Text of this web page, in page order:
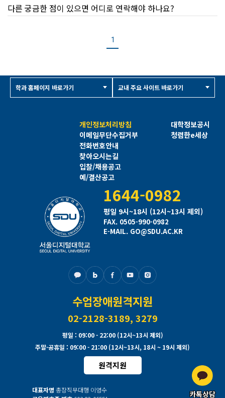
다른 궁금한 점이 있으면 어디로 연락해야 하나요?
1
개인정보처리방침
이메일무단수집거부
전화번호안내
찾아오시는길
입찰/채용공고
예/결산공고
대학정보공시
청렴한e세상
1644-0982
평일 9시~18시 (12시~13시 제외)
FAX. 0505-990-0982
E-MAIL. GO@SDU.AC.KR
수업장애원격지원
02-2128-3189, 3279
평일 : 09:00 - 22:00 (12시~13시 제외)
주말·공휴일 : 09:00 - 21:00 (12시~13시, 18시 ~ 19시 제외)
원격지원
대표자명 총장직무대행 이영수
학과 홈페이지 바로가기 교내 주요 사이트 바로가기
카톡상담